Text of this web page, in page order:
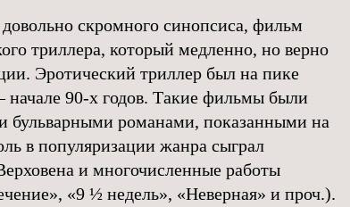
довольно скромного синопсиса, фильм
триллера, который медленно, но верно
Эротический триллер был на пике
90-х годов. Такие фильмы были
бульварными романами, показанными на
в популяризации жанра сыграл
и многочисленные работы
«9 ½ недель», «Неверная» и проч.).